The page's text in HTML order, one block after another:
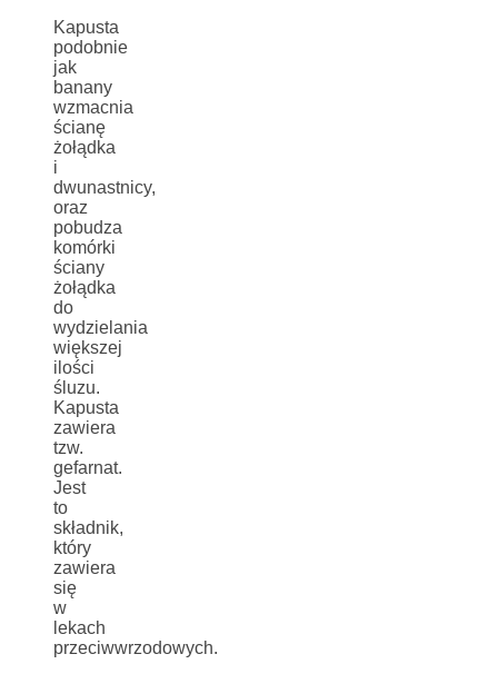
Kapusta
podobnie
jak
banany
wzmacnia
ścianę
żołądka
i
dwunastnicy,
oraz
pobudza
komórki
ściany
żołądka
do
wydzielania
większej
ilości
śluzu.
Kapusta
zawiera
tzw.
gefarnat.
Jest
to
składnik,
który
zawiera
się
w
lekach
przeciwwrzodowych.